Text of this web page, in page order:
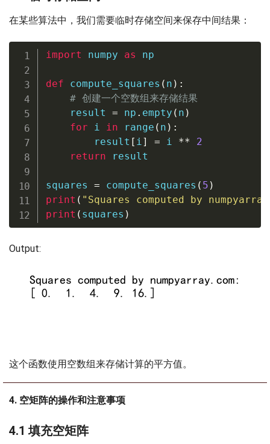
在某些算法中，我们需要临时存储空间来保存中间结果：
import numpy as np
def compute_squares ( n ) :
# 创建一个空数组来存储结果
    result
= np . empty ( n )
for i in range ( n ) :
        result
[ i] = i **
2
return result
squares = compute_squares ( 5 )
print ( "Squares computed by
print ( squares )
Output:
这个函数使用空数组来存储计算的平方值。
4. 空矩阵的操作和注意事项
4.1 填充空矩阵